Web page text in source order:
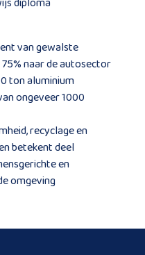
van gewalste
naar de autosector
ton aluminium
ongeveer 1000
recyclage en
betekent deel
en
omgeving